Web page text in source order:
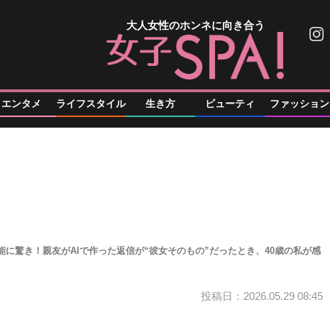
大人女性のホンネに向き合う
エンタメ ライフスタイル 生き方 ビューティ ファッション
に驚き！親友がAIで作った返信が“彼女そのもの”だったとき、40歳の私が感
投稿日：2026.05.29 08:45